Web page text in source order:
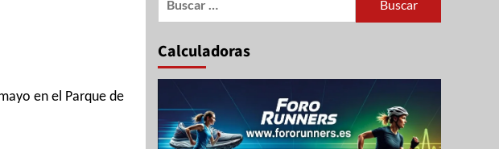
en el Parque de
Calculadoras